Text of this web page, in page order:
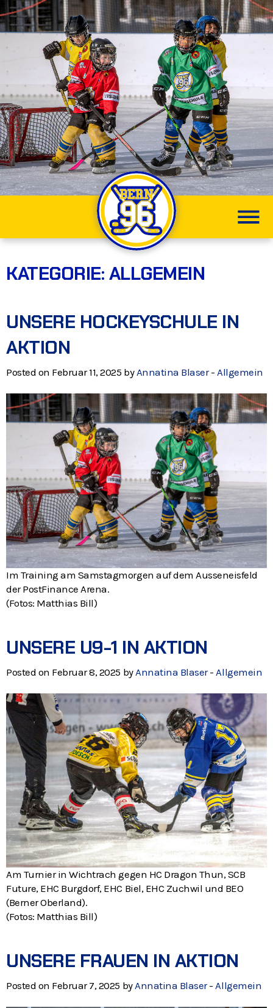
KATEGORIE: ALLGEMEIN
UNSERE HOCKEYSCHULE IN
AKTION
Posted on Februar 11, 2025 byAnnatina Blaser- Allgemein
Im Training am Samstagmorgen auf dem Ausseneisfeld
der PostFinance Arena.
(Fotos: Matthias Bill)
UNSERE U9-1 IN AKTION
Posted on Februar 8, 2025 by Annatina Blaser- Allgemein
Am Turnier in Wichtrach gegen HC Dragon Thun, SCB
Future, EHC Burgdorf, EHC Biel, EHC Zuchwil und BEO
(Berner Oberland).
(Fotos: Matthias Bill)
UNSERE FRAUEN IN AKTION
Posted on Februar 7, 2025 by Annatina Blaser- Allgemein